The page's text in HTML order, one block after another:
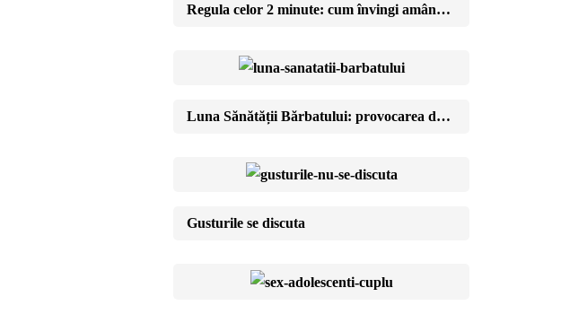
Regula celor 2 minute: cum învingi amânarea cu pași ridicol de mici
Luna Sănătății Bărbatului: provocarea de 30 de zile cu care îți schimbi anul
Gusturile se discuta